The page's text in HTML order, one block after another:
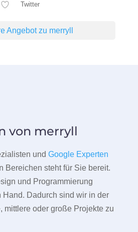
Twitter
Angebot zu merryll
von merryll
und Google Experten
Bereichen steht für Sie bereit.
und Programmierung
Hand. Dadurch sind wir in der
mittlere oder große Projekte zu